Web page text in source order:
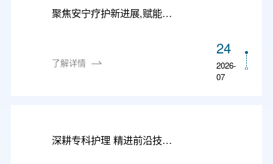
聚焦安宁疗护新进展,赋能区域护理高质量——市级继教班“安宁疗护新进展”圆满举办
了解详情
24
2026-
07
深耕专科护理 精进前沿技术——我院成功举办2026年“骨科护理新技术新进展”培训班